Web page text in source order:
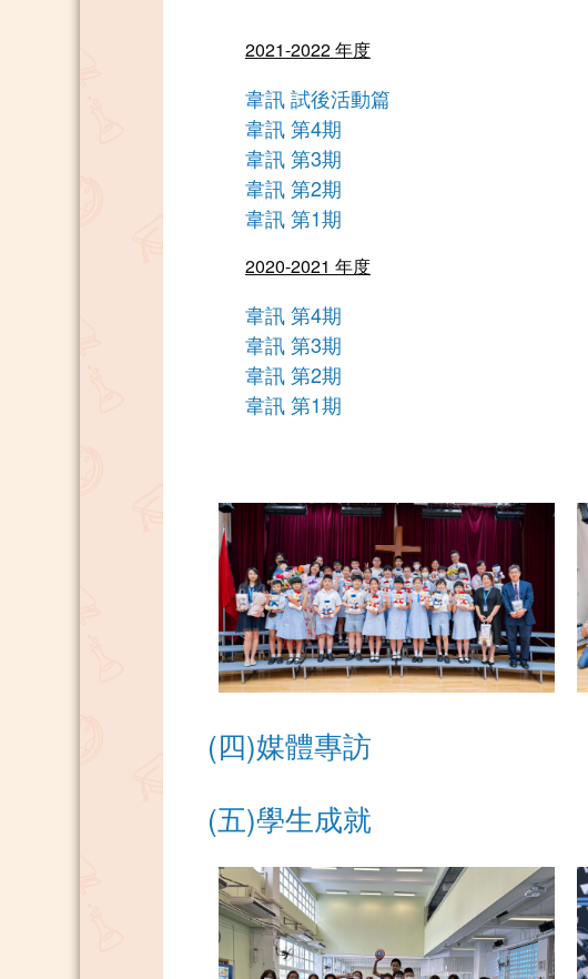
2021-2022 年度
韋訊 試後活動篇
韋訊 第4期
韋訊 第3期
韋訊 第2期
韋訊 第1期
2020-2021 年度
韋訊 第4期
韋訊 第3期
韋訊 第2期
韋訊 第1期
(四)媒體專訪
(五)學生成就